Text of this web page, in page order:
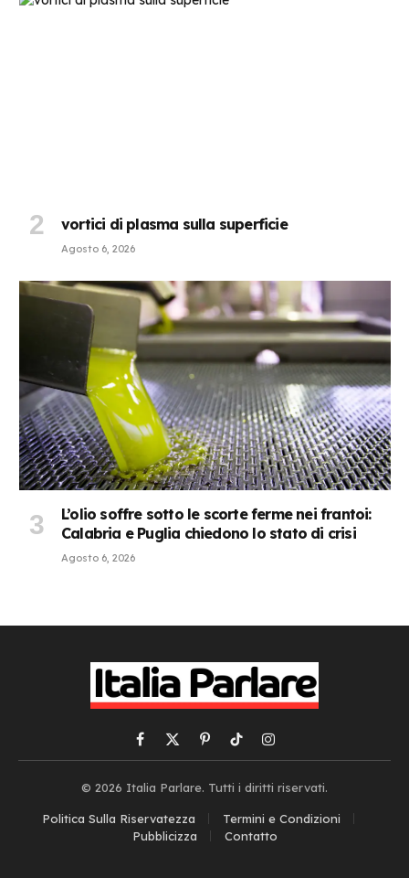
vortici di plasma sulla superficie
Agosto 6, 2026
L’olio soffre sotto le scorte ferme nei frantoi:
Calabria e Puglia chiedono lo stato di crisi
Agosto 6, 2026
Facebook
X
(Twitter)
PinterestTikTokInstagram
© 2026 Italia Parlare. Tutti i diritti riservati.
Politica Sulla Riservatezza
Termini e Condizioni
Pubblicizza
Contatto